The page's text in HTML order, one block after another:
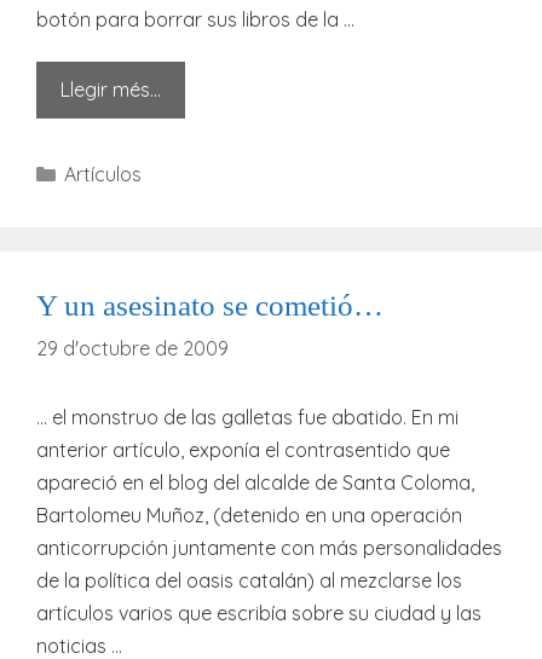
botón para borrar sus libros de la …
Llegir més…
Categories
Artículos
Y un asesinato se cometió…
29 d'octubre de 2009
… el monstruo de las galletas fue abatido. En mi
anterior artículo, exponía el contrasentido que
apareció en el blog del alcalde de Santa Coloma,
Bartolomeu Muñoz, (detenido en una operación
anticorrupción juntamente con más personalidades
de la política del oasis catalán) al mezclarse los
artículos varios que escribía sobre su ciudad y las
noticias …